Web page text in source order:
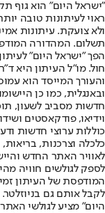
"ישראל היום" הוא גוף
ראוי לעיתונות טובה
ולא צועקת. עיתונות
הפך "ישראל היום"
חול. מו"ל העיתון היא
והעורך המייסד הוא
חדשות מסביב לשעון,
וידיאו, פודקאסטים
כוללות ערוצי חדשות
לאוויר האתר החדש
לספק לגולשים חוויה
המודפסת של העיתון
לקבל אותם גם
היום" מציע לגולשי